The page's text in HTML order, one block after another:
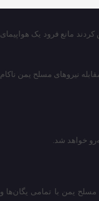
(به وقت محلی) با نقض حریم هوایی یمن، تلاش کردند مانع فرود یک هواپیمای
با مقابله نیروهای مسلح یمن ناکام
خواهد شد.
یمن با تمامی یگان‌ها و